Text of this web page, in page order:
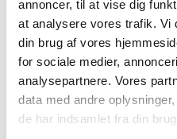
annoncer, til at vise dig
at analysere vores trafik. Vi
din brug af vores
for sociale medier,
analysepartnere. Vores
data med andre
de har indsamlet fra din
hver af os rummer
Derfor arrangerer
Kommunes
integrationsborgmester
fællesskab en
vi indbyder mennesker